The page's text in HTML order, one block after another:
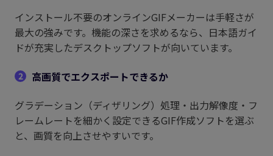
インストール不要のオンラインGIFメーカーは手軽さが
最大の強みです。機能の深さを求めるなら、日本語ガイ
ドが充実したデスクトップソフトが向いています。
2
高画質でエクスポートできるか
グラデーション（ディザリング）処理・出力解像度・フ
レームレートを細かく設定できるGIF作成ソフトを選ぶ
と、画質を向上させやすいです。